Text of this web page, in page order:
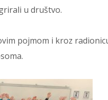
u društvo.
pojmom i kroz